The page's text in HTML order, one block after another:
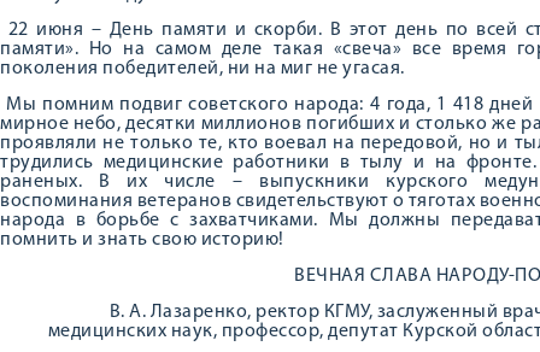
22 июня – День памяти и скорби. В этот день по всей
памяти». Но на самом деле такая «свеча» все время
поколения победителей, ни на миг не угасая.
Мы помним подвиг советского народа: 4 года, 1 418
мирное небо, десятки миллионов погибших и столько же
проявляли не только те, кто воевал на передовой, но и
трудились медицинские работники в тылу и на
раненых. В их числе – выпускники курского
воспоминания ветеранов свидетельствуют о тяготах
народа в борьбе с захватчиками. Мы должны
помнить и знать свою историю!
ВЕЧНАЯ СЛАВА НАРОДУ-
В. А. Лазаренко, ректор КГМУ, заслуженный
медицинских наук, профессор, депутат Курской